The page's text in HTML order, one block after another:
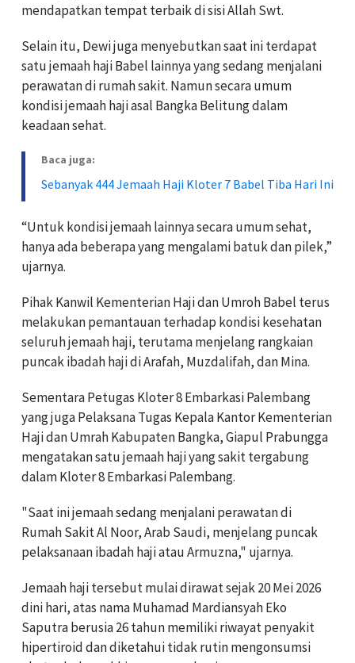
mendapatkan tempat terbaik di sisi Allah Swt.
Selain itu, Dewi juga menyebutkan saat ini terdapat
satu jemaah haji Babel lainnya yang sedang menjalani
perawatan di rumah sakit. Namun secara umum
kondisi jemaah haji asal Bangka Belitung dalam
keadaan sehat.
Baca juga:
Sebanyak 444 Jemaah Haji Kloter 7 Babel Tiba Hari Ini
“Untuk kondisi jemaah lainnya secara umum sehat,
hanya ada beberapa yang mengalami batuk dan pilek,”
ujarnya.
Pihak Kanwil Kementerian Haji dan Umroh Babel terus
melakukan pemantauan terhadap kondisi kesehatan
seluruh jemaah haji, terutama menjelang rangkaian
puncak ibadah haji di Arafah, Muzdalifah, dan Mina.
Sementara Petugas Kloter 8 Embarkasi Palembang
yang juga Pelaksana Tugas Kepala Kantor Kementerian
Haji dan Umrah Kabupaten Bangka, Giapul Prabungga
mengatakan satu jemaah haji yang sakit tergabung
dalam Kloter 8 Embarkasi Palembang.
"Saat ini jemaah sedang menjalani perawatan di
Rumah Sakit Al Noor, Arab Saudi, menjelang puncak
pelaksanaan ibadah haji atau Armuzna," ujarnya.
Jemaah haji tersebut mulai dirawat sejak 20 Mei 2026
dini hari, atas nama Muhamad Mardiansyah Eko
Saputra berusia 26 tahun memiliki riwayat penyakit
hipertiroid dan diketahui tidak rutin mengonsumsi